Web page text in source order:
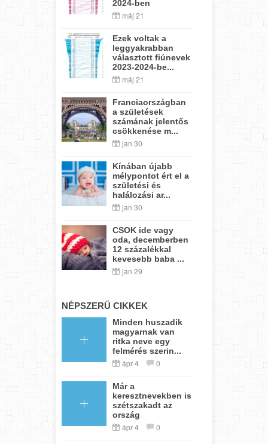
2024-ben
máj 21
Ezek voltak a
leggyakrabban
választott fiúnevek
2023-2024-be...
máj 21
Franciaországban
a születések
számának jelentős
csökkenése m...
jan 30
Kínában újabb
mélypontot ért el a
születési és
halálozási ar...
jan 30
CSOK ide vagy
oda, decemberben
12 százalékkal
kevesebb baba ...
jan 29
NÉPSZERŰ CIKKEK
Minden huszadik
magyarnak van
ritka neve egy
felmérés szerin...
ápr 4 0
Már a
keresztnevekben is
szétszakadt az
ország
ápr 4 0